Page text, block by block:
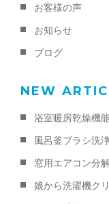
お客様の声
お知らせ
ブログ
NEW
浴室暖房乾燥機
風呂釜ブラシ洗
窓用エアコン分
娘から洗濯機ク